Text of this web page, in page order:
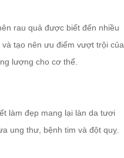
rau quả được biết đến nhiều
tạo nên ưu điểm vượt trội của
lượng cho cơ thể.
làm đẹp mang lại làn da tươi
ung thư, bệnh tim và đột quỵ.